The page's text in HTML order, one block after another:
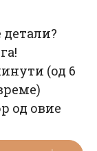
детали?
(од 6
од овие